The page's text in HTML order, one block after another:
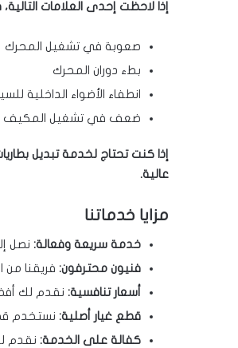
إذا لاحظت إحدى العلامات
صعوبة في تشغيل المحرك
بطء دوران المحرك
انطفاء الأضواء الداخلية
ضعف في تشغيل المكيف
إذا كنت تحتاج لخدمة تبديل
عالية.
مزايا خدماتنا
خدمة سريعة وفعالة: نصل
فنيون محترفون: فريقنا من
أسعار تنافسية: نقدم لك
قطع غيار أصلية: نستخدم
كفالة على الخدمة: نقدم